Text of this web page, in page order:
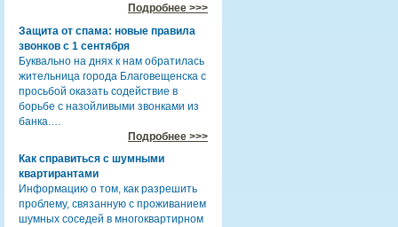
Подробнее >>>
Защита от спама: новые правила
звонков с 1 сентября
Буквально на днях к нам обратилась
жительница города Благовещенска с
просьбой оказать содействие в
борьбе с назойливыми звонками из
банка.…
Подробнее >>>
Как справиться с шумными
квартирантами
Информацию о том, как разрешить
проблему, связанную с проживанием
шумных соседей в многоквартирном